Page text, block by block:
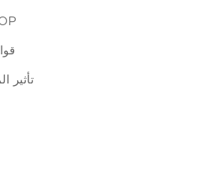
تأثير